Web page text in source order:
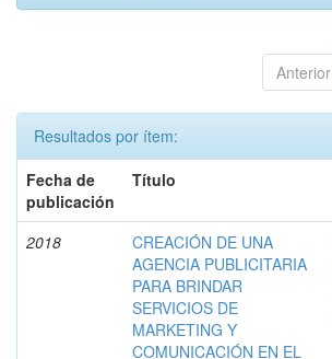
Anterior
Resultados por ítem:
Fecha de
publicación
Título
2018
CREACIÓN DE UNA
AGENCIA PUBLICITARIA
PARA BRINDAR
SERVICIOS DE
MARKETING Y
COMUNICACIÓN EN EL